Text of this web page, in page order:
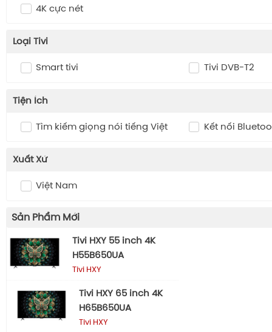
4K cực nét
Loại Tivi
Smart tivi Tivi DVB-T2
Tiện Ích
Tìm kiếm giọng nói tiếng Việt Kết nối
Xuất Xứ
Việt Nam
Sản Phẩm Mới
Tivi HXY 55 inch 4K
H55B650UA
Tivi HXY
Tivi HXY 65 inch 4K
H65B650UA
Tivi HXY